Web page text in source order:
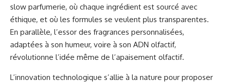
slow parfumerie, où chaque ingrédient est sourcé avec
éthique, et où les formules se veulent plus transparentes.
En parallèle, l’essor des fragrances personnalisées,
adaptées à son humeur, voire à son ADN olfactif,
révolutionne l’idée même de l’apaisement olfactif.
L’innovation technologique s’allie à la nature pour proposer